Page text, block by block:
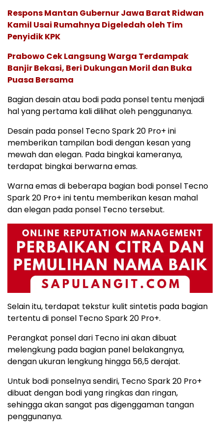
Respons Mantan Gubernur Jawa Barat Ridwan
Kamil Usai Rumahnya Digeledah oleh Tim
Penyidik KPK
Prabowo Cek Langsung Warga Terdampak
Banjir Bekasi, Beri Dukungan Moril dan Buka
Puasa Bersama
Bagian desain atau bodi pada ponsel tentu menjadi
hal yang pertama kali dilihat oleh penggunanya.
Desain pada ponsel Tecno Spark 20 Pro+ ini
memberikan tampilan bodi dengan kesan yang
mewah dan elegan. Pada bingkai kameranya,
terdapat bingkai berwarna emas.
Warna emas di beberapa bagian bodi ponsel Tecno
Spark 20 Pro+ ini tentu memberikan kesan mahal
dan elegan pada ponsel Tecno tersebut.
Selain itu, terdapat tekstur kulit sintetis pada bagian
tertentu di ponsel Tecno Spark 20 Pro+.
Perangkat ponsel dari Tecno ini akan dibuat
melengkung pada bagian panel belakangnya,
dengan ukuran lengkung hingga 56,5 derajat.
Untuk bodi ponselnya sendiri, Tecno Spark 20 Pro+
dibuat dengan bodi yang ringkas dan ringan,
sehingga akan sangat pas digenggaman tangan
penggunanya.